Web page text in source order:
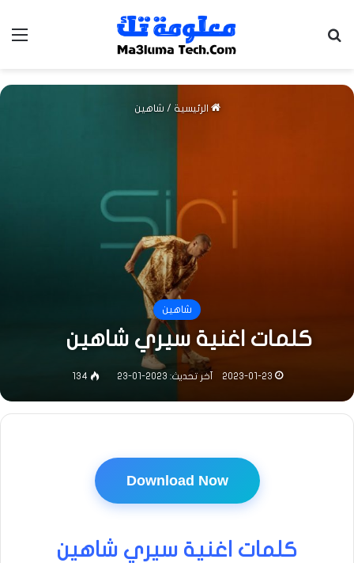
الرئيسية / شاهين
شاهين
كلمات اغنية سيري شاهين
2023-01-23 آخر تحديث: 2023-01-23 134
Download Now
كلمات اغنية سيري شاهين